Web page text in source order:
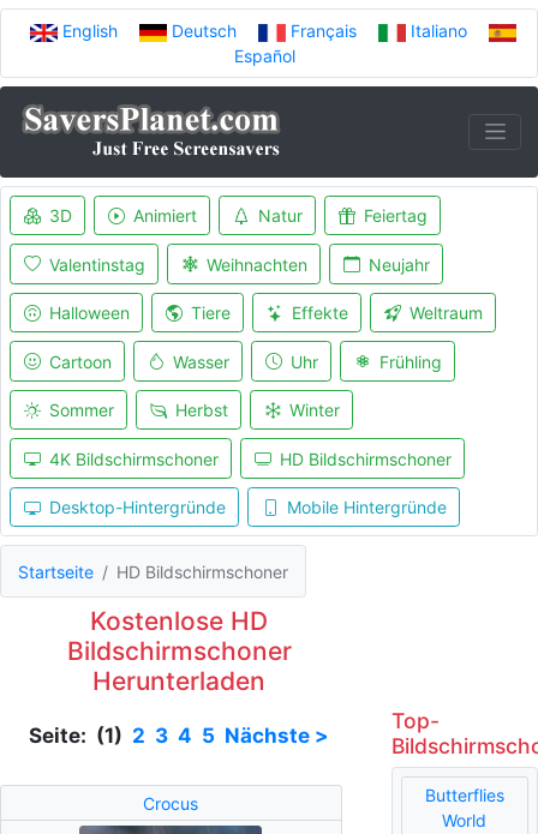
English Deutsch Français
Italiano
Español
3D Animiert Natur Feiertag
Valentinstag Weihnachten Neujahr
Halloween Tiere Effekte Weltraum
Cartoon Wasser Uhr Frühling
Sommer Herbst Winter
4K Bildschirmschoner HD Bildschirmschoner
Desktop-Hintergründe Mobile Hintergründe
Startseite HD Bildschirmschoner
Kostenlose HD
Bildschirmschoner
Herunterladen
Seite: (1) 2 3 4 5 Nächste >
Crocus
Top-
Butterflies
World